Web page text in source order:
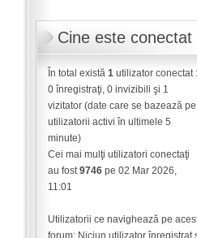
Cine este conectat
În total există 1utilizator conectat
0 înregistraţi, 0 invizibili şi 1
vizitator (date care se bazează pe
utilizatorii activi în ultimele 5
minute)
Cei mai mulţi utilizatori conectaţi
au fost9746pe 02 Mar 2026,
11:01
Utilizatorii ce navighează pe
forum: Niciun utilizator înregistrat